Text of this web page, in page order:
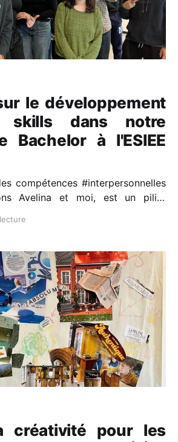
le développement
dans notre
Bachelor à l'ESIEE
compétences #interpersonnelles
Avelina et moi, est un pilier
Jean Redis et avec le soutien de
ateliers pour
créativité pour les